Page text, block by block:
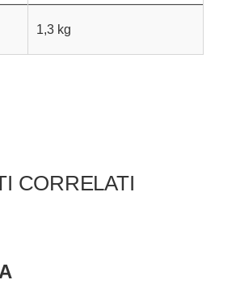
1,3 kg
CORRELATI